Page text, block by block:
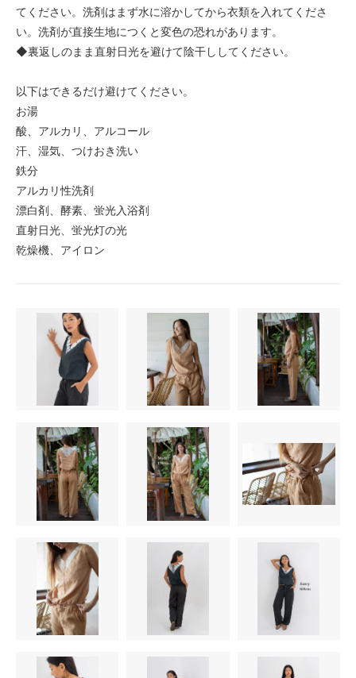
てください。洗剤はまず水に溶かしてから衣類を入れてくださ
い。洗剤が直接生地につくと変色の恐れがあります。
◆裏返しのまま直射日光を避けて陰干ししてください。
以下はできるだけ避けてください。
お湯
酸、アルカリ、アルコール
汗、湿気、つけおき洗い
鉄分
アルカリ性洗剤
漂白剤、酵素、蛍光入浴剤
直射日光、蛍光灯の光
乾燥機、アイロン